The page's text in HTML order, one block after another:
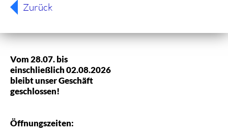
Zurück
Vom 28.07. bis
einschließlich 02.08.2026
bleibt unser Geschäft
geschlossen!
Öffnungszeiten: